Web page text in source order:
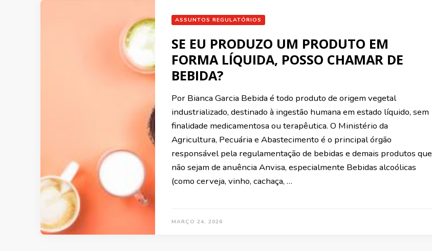
ASSUNTOS REGULATÓRIOS
SE EU PRODUZO UM PRODUTO EM
FORMA LÍQUIDA, POSSO CHAMAR DE
BEBIDA?
Por Bianca Garcia Bebida é todo produto de origem vegetal
industrializado, destinado à ingestão humana em estado líquido, sem
finalidade medicamentosa ou terapêutica. O Ministério da
Agricultura, Pecuária e Abastecimento é o principal órgão
responsável pela regulamentação de bebidas e demais produtos que
não sejam de anuência Anvisa, especialmente Bebidas alcoólicas
(como cerveja, vinho, cachaça, …
MARÇO 24, 2026